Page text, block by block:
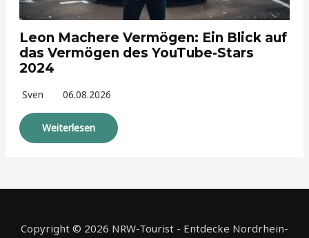
Leon Machere Vermögen: Ein Blick auf
das Vermögen des YouTube-Stars
2024
Sven 06.08.2026
Weiterlesen
Copyright © 2026 NRW-Tourist - Entdecke Nordrhein-